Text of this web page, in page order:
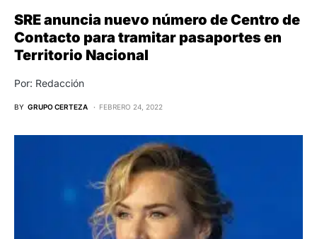
SRE anuncia nuevo número de Centro de
Contacto para tramitar pasaportes en
Territorio Nacional
Por: Redacción
BY GRUPO CERTEZA FEBRERO 24, 2022